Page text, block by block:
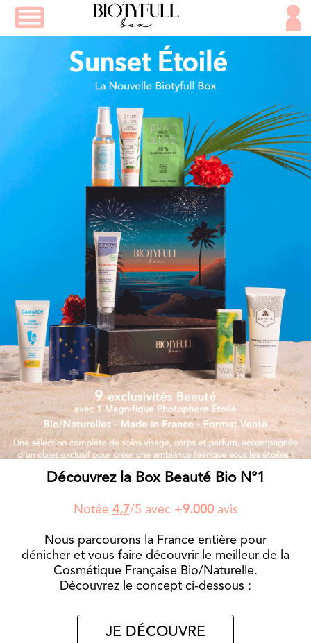
Découvrez la Box Beauté Bio N°1
Notée 4,7/5 avec +9.000avis
Nous parcourons la France entière pour
dénicher et vous faire découvrir le meilleur de la
Cosmétique Française Bio/Naturelle.
Découvrez le concept ci-dessous :
JE DÉCOUVRE